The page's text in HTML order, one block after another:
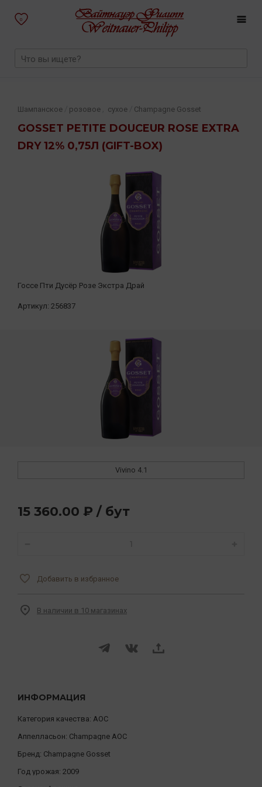
0
GOSSET PETITE DOUCEUR ROSE EXTRA
DRY 12% 0,75Л (GIFT-BOX)
Шампанское розовое сухое Champagne Gosset
Госсе Пти Дусёр Розе Экстра Драй
Артикул: 256837
Vivino 4.1
ИНФОРМАЦИЯ
Категория качества: AOC
Аппелласьон: Champagne AOC
Бренд: Champagne Gosset
Год урожая: 2009
15 360.00 ₽ / бут
Добавить в избранное
В наличии в 10 магазинах